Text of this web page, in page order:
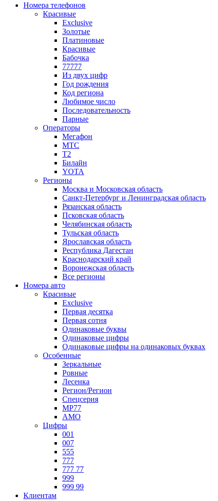
Номера телефонов
Красивые
Exclusive
Золотые
Платиновые
Красивые
Бабочка
77777
Из двух цифр
Год рождения
Код региона
Любимое число
Последовательность
Парные
Операторы
Мегафон
МТС
Т2
Билайн
YOTA
Регионы
Москва и Московская область
Санкт-Петербург и Ленинградская область
Рязанская область
Псковская область
Челябинская область
Тульская область
Ярославская область
Республика Дагестан
Краснодарский край
Воронежская область
Все регионы
Номера авто
Красивые
Exclusive
Первая десятка
Первая сотня
Одинаковые буквы
Одинаковые цифры
Одинаковые цифры на одинаковых буквах
Особенные
Зеркальные
Ровные
Лесенка
Регион/Регион
Спецсерия
МР77
АМО
Цифры
001
007
555
777
777 77
999
999 99
Клиентам